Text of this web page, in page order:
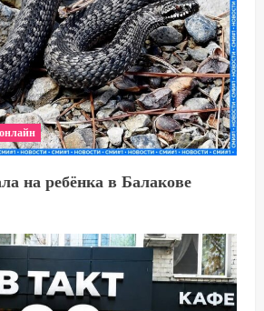
на ребёнка в Балакове